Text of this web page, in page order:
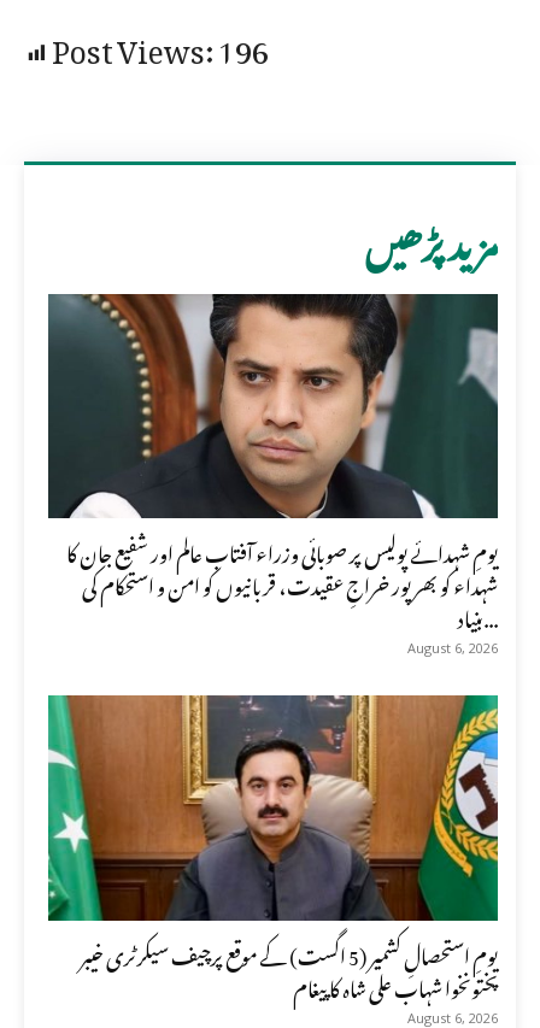
Post Views:196
مزید پڑھیں
یومِ شہدائے پولیس پر صوبائی وزراء آفتاب عالم اور شفیع جان کا
شہداء کو بھرپور خراجِ عقیدت، قربانیوں کو امن و استحکام کی
بنیاد...
August 6, 2026
یومِ استحصالِ کشمیر (5 اگست) کے موقع پرچیف سیکرٹری خیبر
پختونخوا شہاب علی شاہ کا پیغام
August 6, 2026